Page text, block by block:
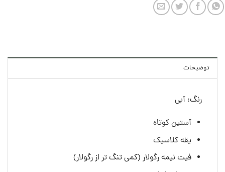
توضیحات
رنگ: آبی
آستین کوتاه
یقه کلاسیک
فیت نیمه رگولار (کمی تنگ تر از رگولار)